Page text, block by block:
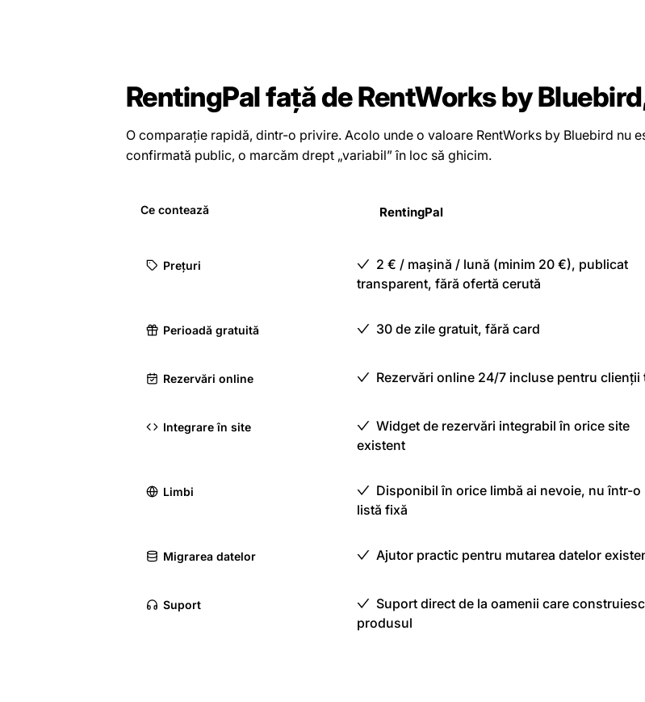
RentingPal față de RentWorks by
O comparație rapidă, dintr-o privire. Acolo unde o valoare RentWorks by Bluebird nu
confirmată public, o marcăm drept „variabil” în loc să ghicim.
Ce contează RentingPal
Prețuri
2 € / mașină / lună (minim 20 €), publicat
transparent, fără ofertă cerută
Perioadă gratuită 30 de zile gratuit, fără card
Rezervări online Rezervări online 24/7 incluse pentru clienții
Integrare în site
Widget de rezervări integrabil în orice site
existent
Limbi
Disponibil în orice limbă ai nevoie, nu într-o
listă fixă
Migrarea datelor Ajutor practic pentru mutarea datelor
Suport
Suport direct de la oamenii care construiesc
produsul